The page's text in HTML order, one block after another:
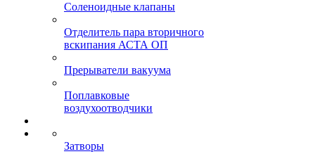
Соленоидные клапаны
Отделитель пара вторичного
вскипания АСТА ОП
Прерыватели вакуума
Поплавковые
воздухоотводчики
Затворы